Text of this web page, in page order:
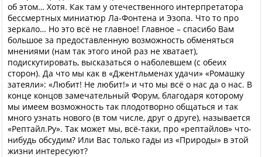
об этом… Хотя. Как там у отечественного интерпретатора
бессмертных миниатюр Ла-Фонтена и Эзопа. Что то про
зеркало… Но это всё не главное! Главное – спасибо Вам
большое за предоставленную возможность обменяться
мнениями (нам так этого иной раз не хватает),
подискутировать, высказаться о наболевшем (с обеих
сторон). Да что мы как в «Джентльменах удачи» «Ромашку
затеяли»: «Любит! Не любит!» и что мы всё о нас да о нас. В
конце концов замечательный Форум, благодаря которому
мы имеем возможность так плодотворно общаться и так
много узнать нового (в том числе, друг о друге), называется
«Рептайл.Ру». Так может мы, всё-таки, про «рептайлов» что-
нибудь обсудим? Или Вас только гады из «Природы» в этой
жизни интересуют?